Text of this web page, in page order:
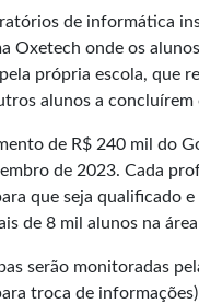
de informática
Oxetech onde os
própria escola, que
alunos a concluírem
de R$ 240 mil do
de 2023. Cada
que seja qualificado
de 8 mil alunos na
serão monitoradas
troca de